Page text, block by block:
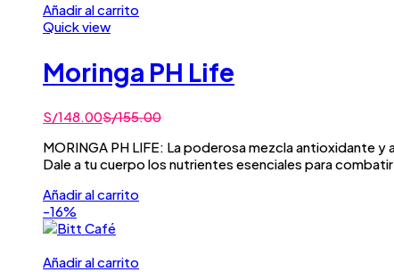
Añadir al carrito
Quick view
Moringa PH Life
S/148.00S/155.00
MORINGA PH LIFE: La poderosa mezcla antioxidante
Dale a tu cuerpo los nutrientes esenciales para
Añadir al carrito
-16%
Añadir al carrito